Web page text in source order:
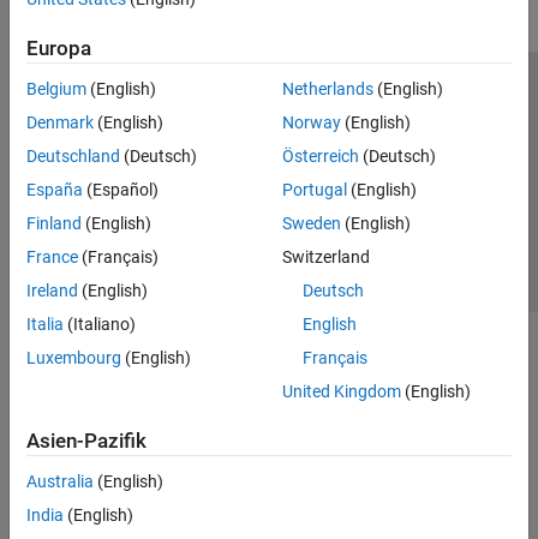
Europa
Belgium (English)
Denmark (English)
Deutschland (Deutsch)
España (Español)
Finland (English)
France (Français)
Ireland (English)
Italia (Italiano)
Luxembourg (English)
Netherlands(English)
Norway(English)
Österreich (Deutsch)
Portugal (English)
Sweden (English)
Switzerland
Deutsch
English
Français
United Kingdom(English)
Asien-Pazifik
Australia (English)
India (English)
Trust Center
Datenschutz-Richtlinien
Datendiebstahl verhindern
Status von Anwendungen
© 1994-2026 The MathWorks, Inc.
Website auswählen
Deutschland